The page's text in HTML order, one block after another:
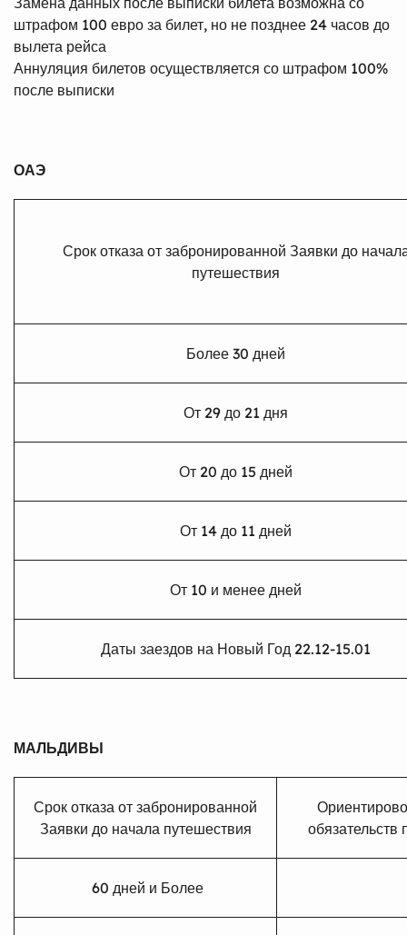
штрафом 100 евро за билет, но не позднее 24 часов до
вылета рейса
Аннуляция билетов осуществляется со штрафом 100%
после выписки
ОАЭ
Срок отказа от забронированной Заявки до
путешествия
Более 30 дней
От 29 до 21 дня
От 20 до 15 дней
От 14 до 11 дней
От 10 и менее дней
Даты заездов на Новый Год 22.12-15.01
МАЛЬДИВЫ
Срок отказа от забронированной
Заявки до начала путешествия
60 дней и Более